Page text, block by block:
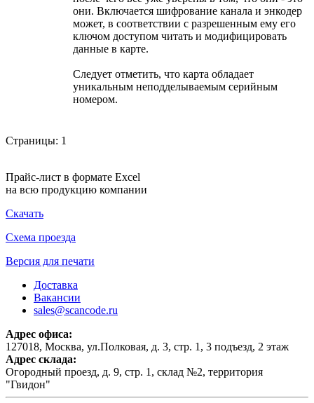
они. Включается шифрование канала и энкодер
может, в соответствии с разрешенным ему его
ключом доступом читать и модифицировать
данные в карте.
Следует отметить, что карта обладает
уникальным неподделываемым серийным
номером.
Страницы: 1
Прайс-лист в формате Excel
на всю продукцию компании
Скачать
Схема проезда
Версия для печати
Доставка
Вакансии
sales@scancode.ru
Адрес офиса:
127018, Москва, ул.Полковая, д. 3, стр. 1, 3 подъезд, 2 этаж
Адрес склада:
Огородный проезд, д. 9, стр. 1, склад №2, территория
"Гвидон"